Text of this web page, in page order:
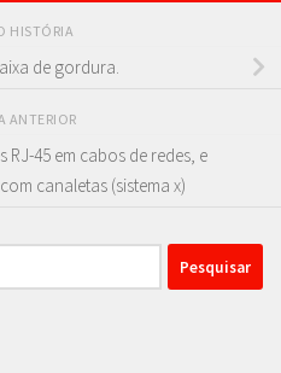
HISTÓRIA
de gordura.
ANTERIOR
45 em cabos de redes, e
canaletas (sistema x)